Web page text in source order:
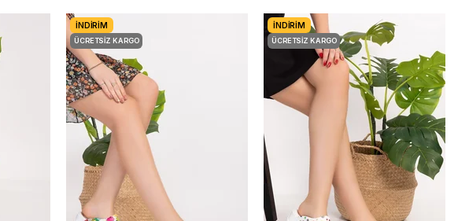
İNDIRIM
ÜCRETSIZ KARGO
İNDIRIM
ÜCRETSIZ KARGO